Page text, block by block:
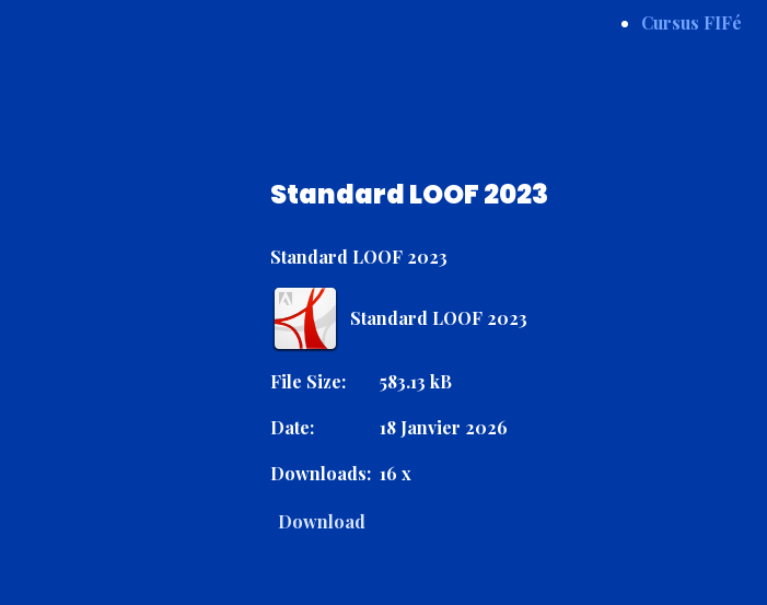
Cursus FIFé
Standard LOOF 2023
Standard LOOF 2023
Standard LOOF 2023
File Size:
583.13 kB
Date:
18 Janvier 2026
Downloads: 16 x